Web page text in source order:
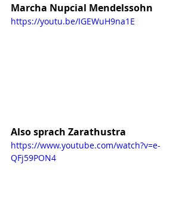
Marcha Nupcial Mendelssohn
https://youtu.be/IGEWuH9na1E
Also sprach Zarathustra
https://www.youtube.com/watch?v=e-
QFj59PON4